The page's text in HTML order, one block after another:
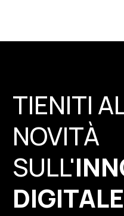
TIENITI
NOVITÀ
SULL'
DIGITALE